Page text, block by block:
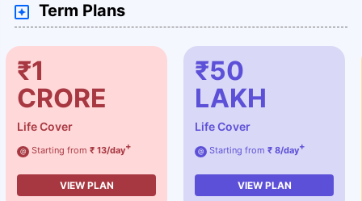
Term Plans
₹1
CRORE
Life Cover
@ Starting from ₹ 13/day+
VIEW PLAN
₹50
LAKH
Life Cover
@ Starting from ₹ 8/day+
VIEW PLAN